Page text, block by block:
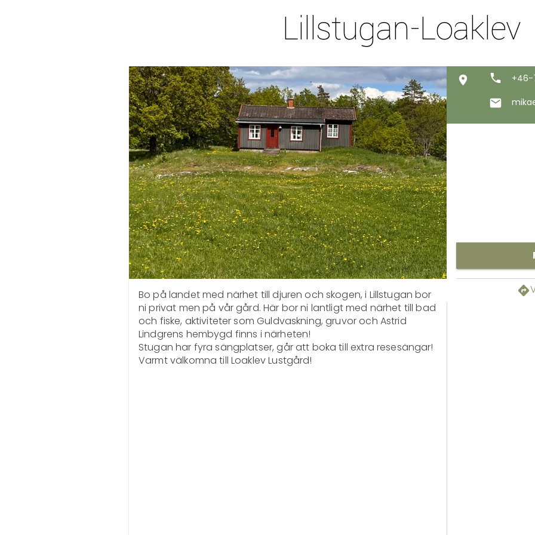
Lillstugan-Loaklev
+46-
Bo på landet med närhet till djuren och skogen, i Lillstugan bor
ni privat men på vår gård. Här bor ni lantligt med närhet till bad
och fiske, aktiviteter som Guldvaskning, gruvor och Astrid
Lindgrens hembygd finns i närheten!
Stugan har fyra sängplatser, går att boka till extra resesängar!
Varmt välkomna till Loaklev Lustgård!